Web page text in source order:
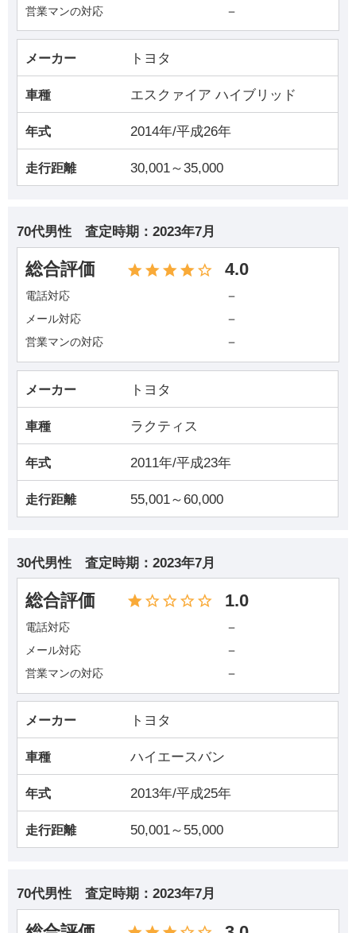
営業マンの対応 －
メーカー トヨタ
車種 エスクァイア ハイブリッド
年式 2014年/平成26年
走行距離 30,001～35,000
70代男性 査定時期： 2023年7月
総合評価 4.0
電話対応 －
メール対応 －
営業マンの対応 －
メーカー トヨタ
車種 ラクティス
年式 2011年/平成23年
走行距離 55,001～60,000
30代男性 査定時期： 2023年7月
総合評価 1.0
電話対応 －
メール対応 －
営業マンの対応 －
メーカー トヨタ
車種 ハイエースバン
年式 2013年/平成25年
走行距離 50,001～55,000
70代男性 査定時期： 2023年7月